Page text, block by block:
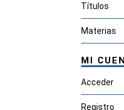
Títulos
Materias
MI
Acceder
Registro